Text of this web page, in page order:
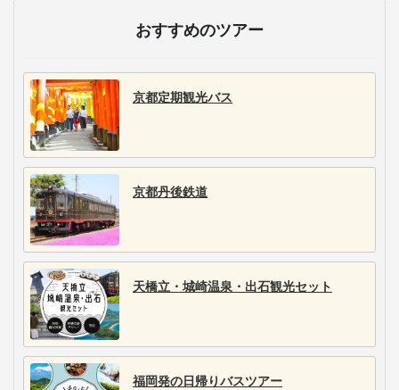
おすすめのツアー
京都定期観光バス
京都丹後鉄道
天橋立・城崎温泉・出石観光セット
福岡発の日帰りバスツアー